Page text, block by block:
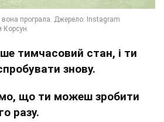
тимчасовий стан, і ти
знову.
що ти можеш зробити
разу.